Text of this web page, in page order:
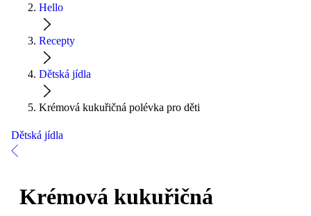
Hello
Recepty
Dětská jídla
Krémová kukuřičná polévka pro děti
Dětská jídla
Krémová kukuřičná